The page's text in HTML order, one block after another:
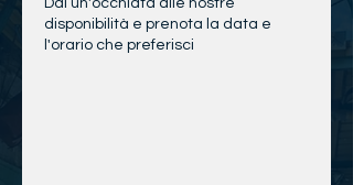
disponibilità e prenota la data e
l'orario che preferisci